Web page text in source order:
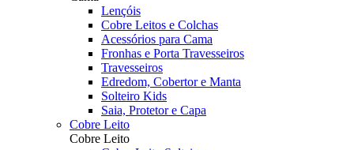
Lençóis
Cobre Leitos e Colchas
Acessórios para Cama
Fronhas e Porta Travesseiros
Travesseiros
Edredom, Cobertor e Manta
Solteiro Kids
Saia, Protetor e Capa
Cobre Leito
Cobre Leito